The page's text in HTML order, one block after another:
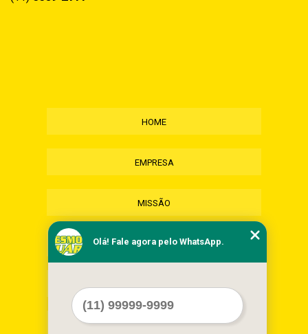
HOME
EMPRESA
MISSÃO
SERVIÇOS
MAPA DO SITE
Olá! Fale agora pelo WhatsApp.